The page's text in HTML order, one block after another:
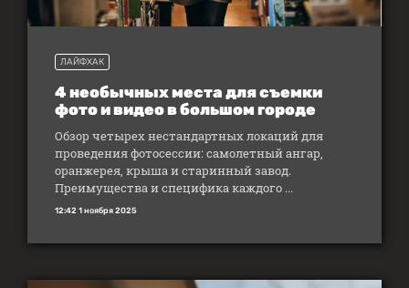
ЛАЙФХАК
4 необычных места для съемки
фото и видео в большом городе
Обзор четырех нестандартных локаций для
проведения фотосессии: самолетный ангар,
оранжерея, крыша и старинный завод.
Преимущества и специфика каждого ...
12:42 1 ноября 2025